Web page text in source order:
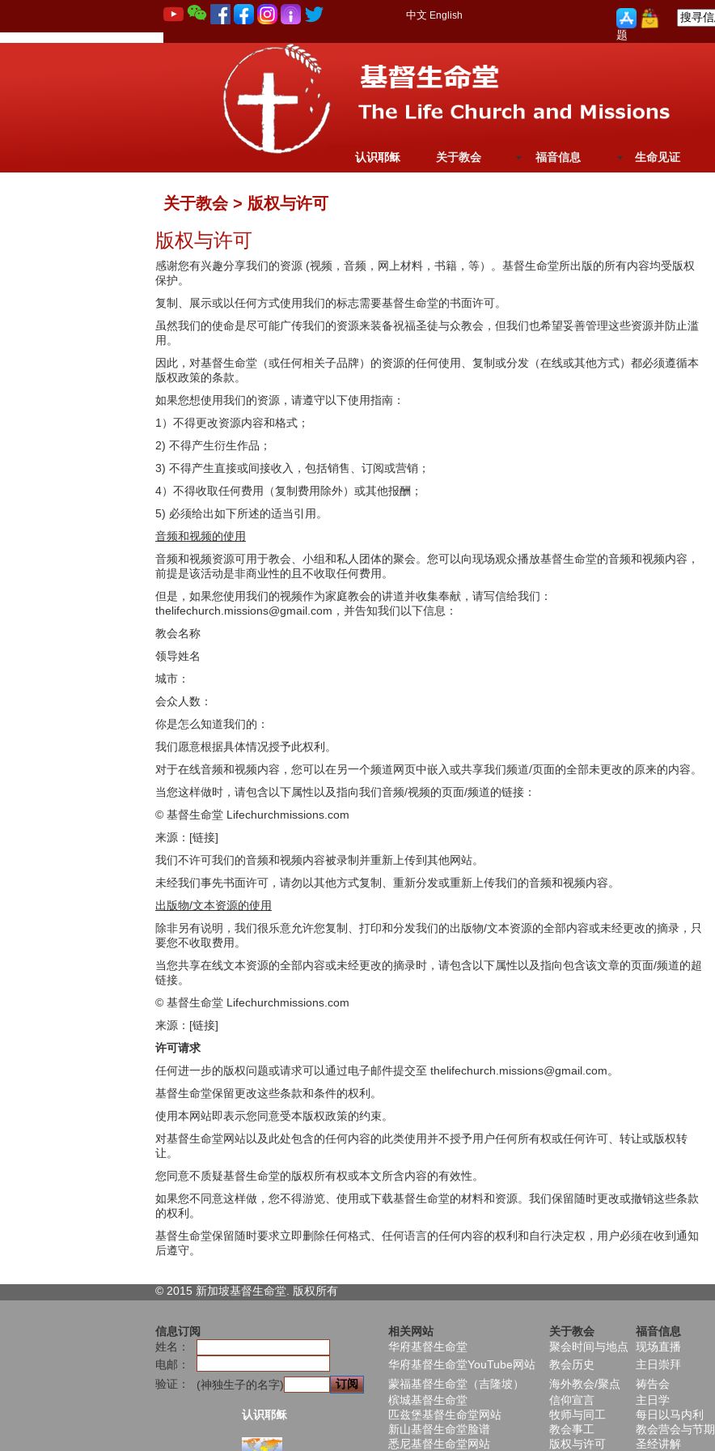
中文 English
题
认识耶稣 关于教会 福音信息 生命见证
关于教会 > 版权与许可
版权与许可
感谢您有兴趣分享我们的资源 (视频，音频，网上材料，书籍，等）。基督生命堂所出版的所有内容均受版权
保护。
复制、展示或以任何方式使用我们的标志需要基督生命堂的书面许可。
虽然我们的使命是尽可能广传我们的资源来装备祝福圣徒与众教会，但我们也希望妥善管理这些资源并防止滥
用。
因此，对基督生命堂（或任何相关子品牌）的资源的任何使用、复制或分发（在线或其他方式）都必须遵循本
版权政策的条款。
如果您想使用我们的资源，请遵守以下使用指南：
1）不得更改资源内容和格式；
2) 不得产生衍生作品；
3) 不得产生直接或间接收入，包括销售、订阅或营销；
4）不得收取任何费用（复制费用除外）或其他报酬；
5) 必须给出如下所述的适当引用。
音频和视频的使用
音频和视频资源可用于教会、小组和私人团体的聚会。您可以向现场观众播放基督生命堂的音频和视频内容，
前提是该活动是非商业性的且不收取任何费用。
但是，如果您使用我们的视频作为家庭教会的讲道并收集奉献，请写信给我们：
thelifechurch.missions@gmail.com，并告知我们以下信息：
教会名称
领导姓名
城市：
会众人数：
你是怎么知道我们的：
我们愿意根据具体情况授予此权利。
对于在线音频和视频内容，您可以在另一个频道网页中嵌入或共享我们频道/页面的全部未更改的原来的内容。
当您这样做时，请包含以下属性以及指向我们音频/视频的页面/频道的链接：
© 基督生命堂 Lifechurchmissions.com
来源：[链接]
我们不许可我们的音频和视频内容被录制并重新上传到其他网站。
未经我们事先书面许可，请勿以其他方式复制、重新分发或重新上传我们的音频和视频内容。
出版物/文本资源的使用
除非另有说明，我们很乐意允许您复制、打印和分发我们的出版物/文本资源的全部内容或未经更改的摘录，只
要您不收取费用。
当您共享在线文本资源的全部内容或未经更改的摘录时，请包含以下属性以及指向包含该文章的页面/频道的超
链接。
© 基督生命堂 Lifechurchmissions.com
来源：[链接]
许可请求
任何进一步的版权问题或请求可以通过电子邮件提交至 thelifechurch.missions@gmail.com。
基督生命堂保留更改这些条款和条件的权利。
使用本网站即表示您同意受本版权政策的约束。
对基督生命堂网站以及此处包含的任何内容的此类使用并不授予用户任何所有权或任何许可、转让或版权转
让。
您同意不质疑基督生命堂的版权所有权或本文所含内容的有效性。
如果您不同意这样做，您不得游览、使用或下载基督生命堂的材料和资源。我们保留随时更改或撤销这些条款
的权利。
基督生命堂保留随时要求立即删除任何格式、任何语言的任何内容的权利和自行决定权，用户必须在收到通知
后遵守。
© 2015 新加坡基督生命堂. 版权所有
信息订阅 相关网站 关于教会 福音信息
姓名：
华府基督生命堂 聚会时间与地点 现场直播
电邮：
华府基督生命堂YouTube网站 教会历史 主日崇拜
验证：
(神独生子的名字) 蒙福基督生命堂（吉隆坡） 海外教会/聚点 祷告会
槟城基督生命堂
信仰宣言 主日学
认识耶稣
匹兹堡基督生命堂网站 牧师与同工 每日以马内利
新山基督生命堂脸谱
教会事工 教会营会与节期
悉尼基督生命堂网站
版权与许可 圣经讲解